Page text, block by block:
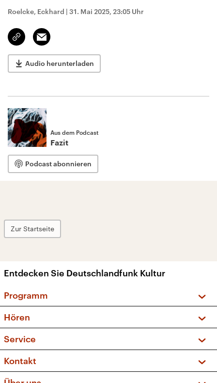
Roelcke, Eckhard | 31. Mai 2025, 23:05 Uhr
Link
kopieren/teilen
Email
Audio herunterladen
Aus dem Podcast
Fazit
Podcast abonnieren
Zur Startseite
Entdecken Sie Deutschlandfunk Kultur
Programm
Sendungen und Podcasts
Musikliste
Kakadu – Das Kinderprogramm
Hören
Frequenzen (UKW + DAB+)
Service
FAQ
Apps
Kontakt